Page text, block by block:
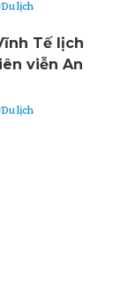
Du lịch
Tế lịch
viễn An
Du lịch